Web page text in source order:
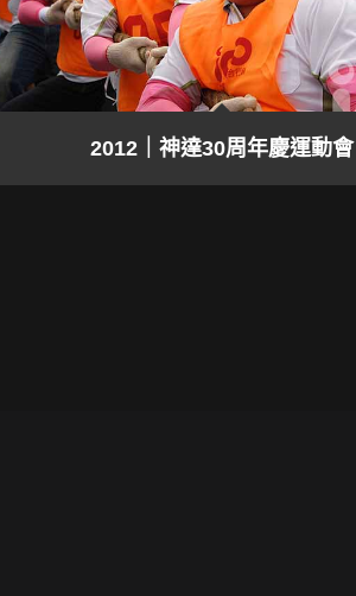
2012｜神達30周年慶運動會